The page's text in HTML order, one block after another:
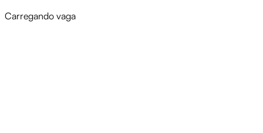
Carregando vaga